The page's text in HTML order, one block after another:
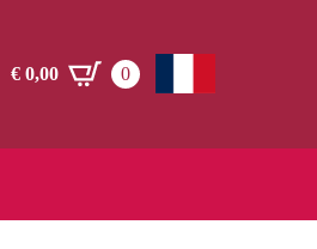
for:€0,00 0